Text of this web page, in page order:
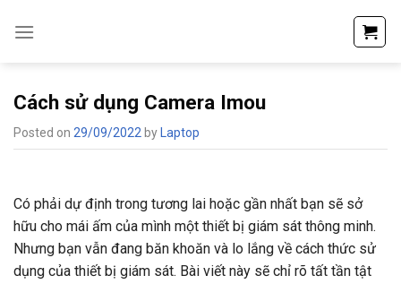
Cách sử dụng Camera Imou
Posted on 29/09/2022 by Laptop
Có phải dự định trong tương lai hoặc gần nhất bạn sẽ sở
hữu cho mái ấm của mình một thiết bị giám sát thông minh.
Nhưng bạn vẫn đang băn khoăn và lo lắng về cách thức sử
dụng của thiết bị giám sát. Bài viết này sẽ chỉ rõ tất tần tật